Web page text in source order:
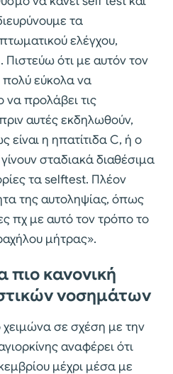
τα
ελέγχου,
Πιστεύω ότι με αυτόν τον
εύκολα να
προλάβει τις
αυτές εκδηλωθούν,
είναι η ηπατίτιδα C, ή ο
σταδιακά διαθέσιμα
τα selftest. Πλέον
της αυτοληψίας, όπως
πχ με αυτό τον τρόπο το
μήτρας».
πιο κανονική
νοσημάτων
σε σχέση με την
αναφέρει ότι
μέχρι μέσα με